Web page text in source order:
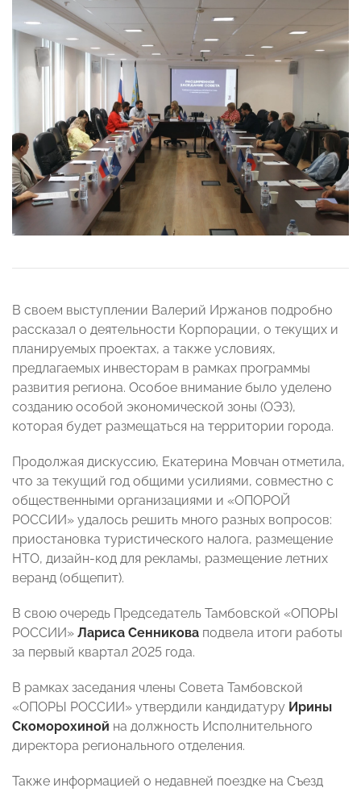
В своем выступлении Валерий Иржанов подробно
рассказал о деятельности Корпорации, о текущих и
планируемых проектах, а также условиях,
предлагаемых инвесторам в рамках программы
развития региона. Особое внимание было уделено
созданию особой экономической зоны (ОЭЗ),
которая будет размещаться на территории города.
Продолжая дискуссию, Екатерина Мовчан отметила,
что за текущий год общими усилиями, совместно с
общественными организациями и «ОПОРОЙ
РОССИИ» удалось решить много разных вопросов:
приостановка туристического налога, размещение
НТО, дизайн-код для рекламы, размещение летних
веранд (общепит).
В свою очередь Председатель Тамбовской «ОПОРЫ
РОССИИ» Лариса Сенникова подвела итоги работы
за первый квартал 2025 года.
В рамках заседания члены Совета Тамбовской
«ОПОРЫ РОССИИ» утвердили кандидатуру Ирины
Скоморохиной на должность Исполнительного
директора регионального отделения.
Также информацией о недавней поездке на Съезд